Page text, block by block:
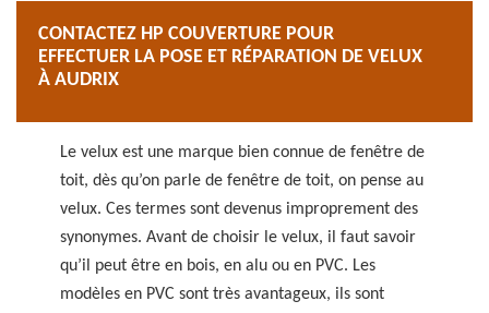
CONTACTEZ HP COUVERTURE POUR
EFFECTUER LA POSE ET RÉPARATION DE VELUX
À AUDRIX
Le velux est une marque bien connue de fenêtre de
toit, dès qu’on parle de fenêtre de toit, on pense au
velux. Ces termes sont devenus improprement des
synonymes. Avant de choisir le velux, il faut savoir
qu’il peut être en bois, en alu ou en PVC. Les
modèles en PVC sont très avantageux, ils sont